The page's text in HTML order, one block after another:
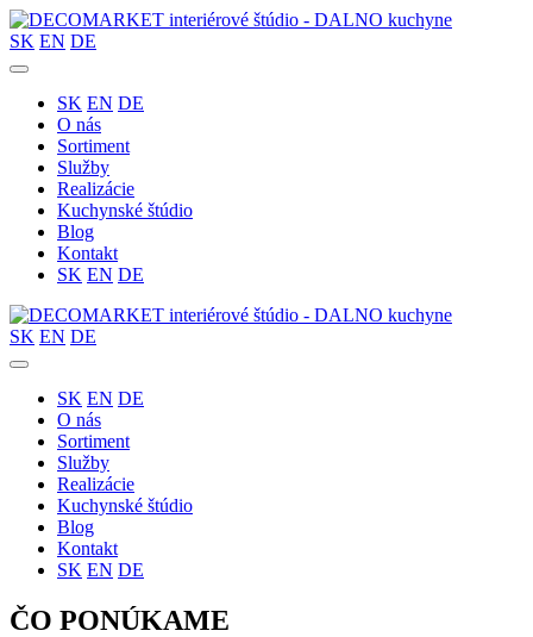
SK EN DE
SK EN DE
O nás
Sortiment
Služby
Realizácie
Kuchynské štúdio
Blog
Kontakt
SK EN DE
SK EN DE
SK EN DE
O nás
Sortiment
Služby
Realizácie
Kuchynské štúdio
Blog
Kontakt
SK EN DE
ČO PONÚKAME